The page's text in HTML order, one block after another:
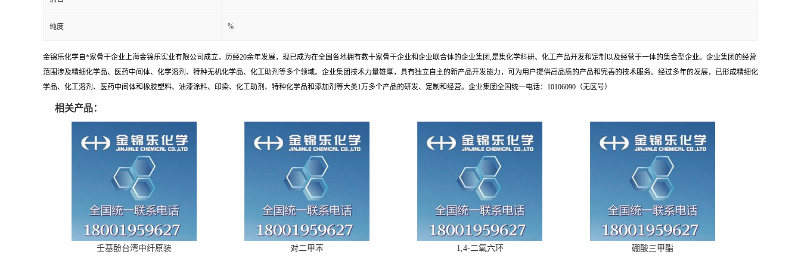
纯度 %
金锦乐化学自*家骨干企业上海金锦乐实业有限公司成立，历经20余年发展，现已成为在全国各地拥有数十家骨干企业和企业联合体的企业集团,是集化学科研、化工产品开发和定制以及经营于一体的集合型企业。企业集团的经营
范围涉及精细化学品、医药中间体、化学溶剂、特种无机化学品、化工助剂等多个领域。企业集团技术力量雄厚，具有独立自主的新产品开发能力，可为用户提供高品质的产品和完善的技术服务。经过多年的发展，已形成精细化
学品、化工溶剂、医药中间体和橡胶塑料、油漆涂料、印染、化工助剂、特种化学品和添加剂等大类1万多个产品的研发、定制和经营。企业集团全国统一电话：10106090（无区号）
相关产品：
壬基酚台湾中纤原装 对二甲苯 1,4-二氧六环 硼酸三甲酯